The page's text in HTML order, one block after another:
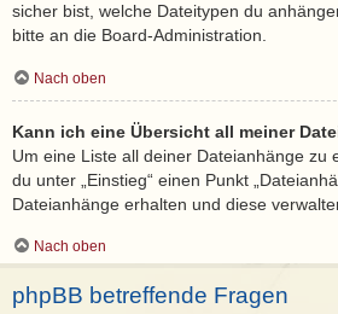
sicher bist, welche Dateitypen du
bitte an die Board-Administration.
Nach oben
Kann ich eine Übersicht all meiner
Um eine Liste all deiner Dateianhänge
du unter „Einstieg“ einen Punkt
Dateianhänge erhalten und diese
Nach oben
phpBB betreffende Fragen